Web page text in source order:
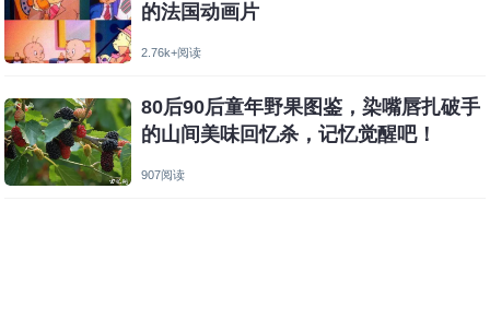
的法国动画片
2.76k+阅读
80后90后童年野果图鉴，染嘴唇扎破手
的山间美味回忆杀，记忆觉醒吧！
907阅读